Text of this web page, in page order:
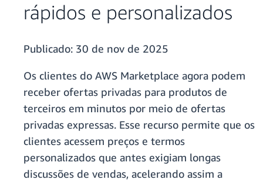
rápidos e personalizados
Publicado: 30 de nov de 2025
Os clientes do AWS Marketplace agora podem
receber ofertas privadas para produtos de
terceiros em minutos por meio de ofertas
privadas expressas. Esse recurso permite que os
clientes acessem preços e termos
personalizados que antes exigiam longas
discussões de vendas, acelerando assim a